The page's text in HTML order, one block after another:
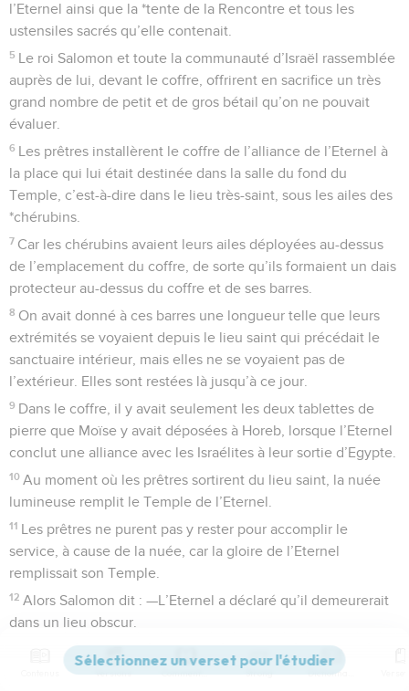
l’Eternel ainsi que la *tente de la Rencontre et tous les
ustensiles sacrés qu’elle contenait.
5 Le roi Salomon et toute la communauté d’Israël rassemblée
auprès de lui, devant le coffre, offrirent en sacrifice un très
grand nombre de petit et de gros bétail qu’on ne pouvait
évaluer.
6 Les prêtres installèrent le coffre de l’alliance de l’Eternel à
la place qui lui était destinée dans la salle du fond du
Temple, c’est-à-dire dans le lieu très-saint, sous les ailes des
*chérubins.
7 Car les chérubins avaient leurs ailes déployées au-dessus
de l’emplacement du coffre, de sorte qu’ils formaient un dais
protecteur au-dessus du coffre et de ses barres.
8 On avait donné à ces barres une longueur telle que leurs
extrémités se voyaient depuis le lieu saint qui précédait le
sanctuaire intérieur, mais elles ne se voyaient pas de
l’extérieur. Elles sont restées là jusqu’à ce jour.
9 Dans le coffre, il y avait seulement les deux tablettes de
pierre que Moïse y avait déposées à Horeb, lorsque l’Eternel
conclut une alliance avec les Israélites à leur sortie d’Egypte.
10 Au moment où les prêtres sortirent du lieu saint, la nuée
lumineuse remplit le Temple de l’Eternel.
11 Les prêtres ne purent pas y rester pour accomplir le
service, à cause de la nuée, car la gloire de l’Eternel
remplissait son Temple.
12 Alors Salomon dit : —L’Eternel a déclaré qu’il demeurerait
dans un lieu obscur.
J’ai enfin bâti pour toi une résidence, un lieu où tu
habiteras éternellement !
Versions Commentaires Strong